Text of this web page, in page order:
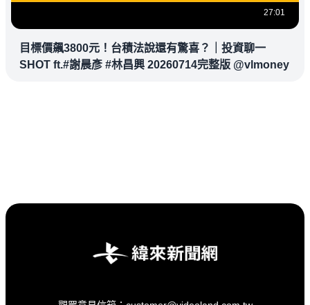
27:01
目標價飆3800元！台積法說還有驚喜？｜投資聊一
SHOT ft.#謝晨彥 #林昌興 20260714完整版 @vlmoney